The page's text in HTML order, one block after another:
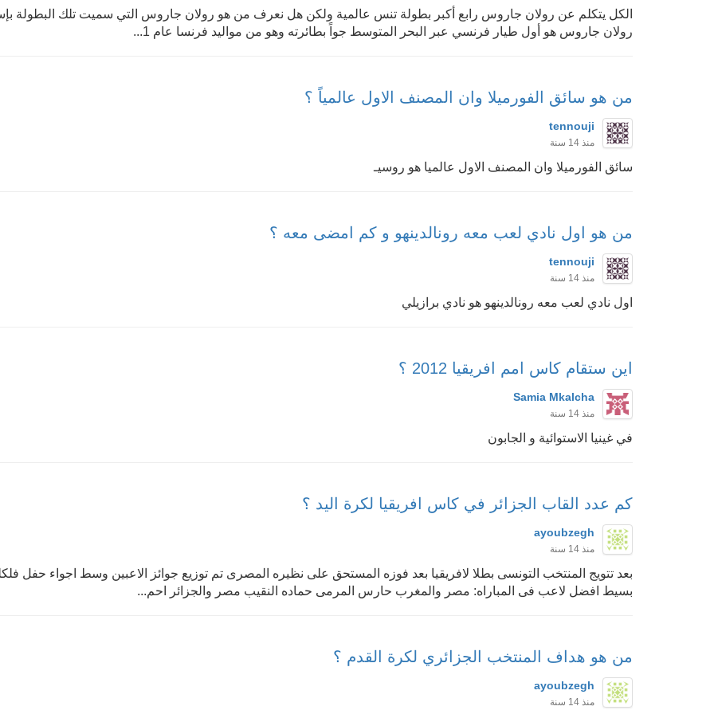
الكل يتكلم عن رولان جاروس رابع أكبر بطولة تنس عالمية ولكن هل نعرف من هو رولان جاروس التي سميت تلك البطولة
رولان جاروس هو أول طيار فرنسي عبر البحر المتوسط جواً بطائرته وهو من مواليد فرنسا عام 1...
من هو سائق الفورميلا وان المصنف الاول عالمياً ؟
tennouji
منذ 14 سنة
سائق الفورميلا وان المصنف الاول عالميا هو روسيـ
من هو اول نادي لعب معه رونالدينهو و كم امضى معه ؟
tennouji
منذ 14 سنة
اول نادي لعب معه رونالدينهو هو نادي برازيلي
اين ستقام كاس امم افريقيا 2012 ؟
Samia Mkalcha
منذ 14 سنة
في غينيا الاستوائية و الجابون
كم عدد القاب الجزائر في كاس افريقيا لكرة اليد ؟
ayoubzegh
منذ 14 سنة
بعد تتويج المنتخب التونسى بطلا لافريقيا بعد فوزه المستحق على نظيره المصرى تم توزيع جوائز الاعبين وسط اجواء حفل
بسيط افضل لاعب فى المباراه: مصر والمغرب حارس المرمى حماده النقيب مصر والجزائر احم...
من هو هداف المنتخب الجزائري لكرة القدم ؟
ayoubzegh
منذ 14 سنة